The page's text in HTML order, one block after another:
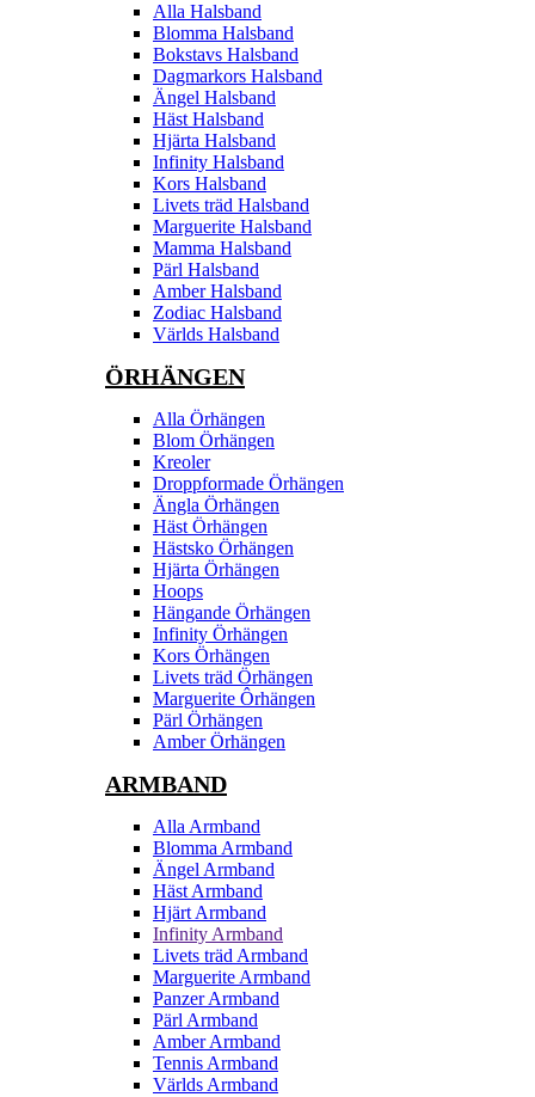
Alla Halsband
Blomma Halsband
Bokstavs Halsband
Dagmarkors Halsband
Ängel Halsband
Häst Halsband
Hjärta Halsband
Infinity Halsband
Kors Halsband
Livets träd Halsband
Marguerite Halsband
Mamma Halsband
Pärl Halsband
Amber Halsband
Zodiac Halsband
Världs Halsband
ÖRHÄNGEN
Alla Örhängen
Blom Örhängen
Kreoler
Droppformade Örhängen
Ängla Örhängen
Häst Örhängen
Hästsko Örhängen
Hjärta Örhängen
Hoops
Hängande Örhängen
Infinity Örhängen
Kors Örhängen
Livets träd Örhängen
Marguerite Ôrhängen
Pärl Örhängen
Amber Örhängen
ARMBAND
Alla Armband
Blomma Armband
Ängel Armband
Häst Armband
Hjärt Armband
Infinity Armband
Livets träd Armband
Marguerite Armband
Panzer Armband
Pärl Armband
Amber Armband
Tennis Armband
Världs Armband